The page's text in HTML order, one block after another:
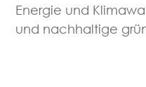
Energie und
und nachhaltige